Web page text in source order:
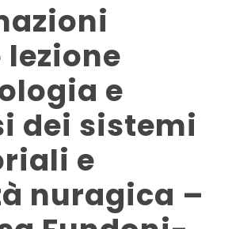
e
dei sistemi
e
nuragica –